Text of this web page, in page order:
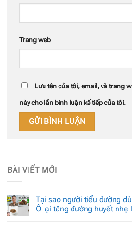
Trang web
Lưu tên của tôi, email, và trang
này cho lần bình luận kế tiếp của tôi.
BÀI VIẾT MỚI
Tại sao người tiểu đường
Ô lại tăng đường huyết nhẹ